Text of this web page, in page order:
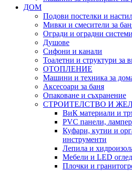
ДОМ
Подови постелки и
Мивки и смесители за
Огради и оградни системи
Душове
Сифони и канали
Тоалетни и структури за
ОТОПЛЕНИЕ
Машини и техника за
Аксесоари за баня
Опаковане и съхранение
СТРОИТЕЛСТВО И
ВиК материали и
PVC панели,
Куфари, кутии и
инструменти
Лепила и
Мебели и LED
Плочки и